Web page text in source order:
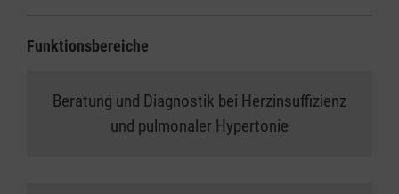
Funktionsbereiche
Beratung und Diagnostik bei Herzinsuffizienz
und pulmonaler Hypertonie